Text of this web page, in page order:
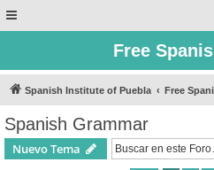
Free
Spanish Institute of Puebla Free
Spanish Grammar
Nuevo Tema